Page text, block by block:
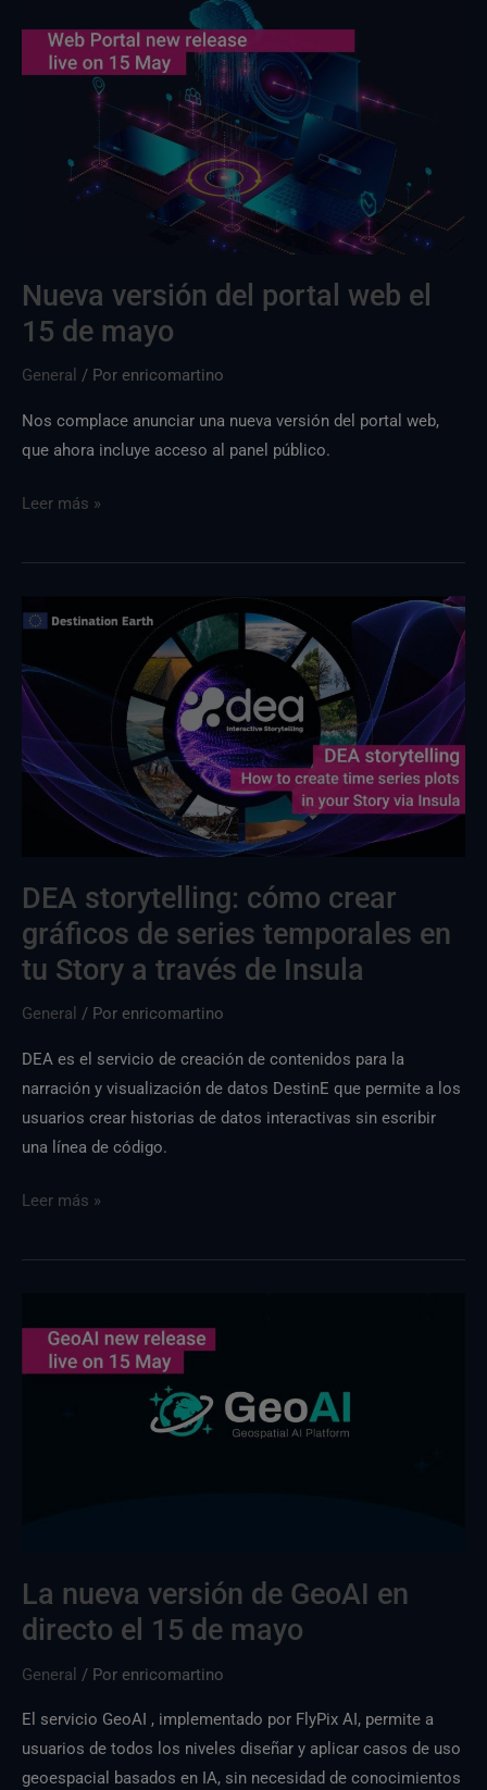
Nueva versión del portal web el
15 de mayo
General / Por enricomartino
Nos complace anunciar una nueva versión del portal web,
que ahora incluye acceso al panel público.
versión
Leer más »
DEA storytelling: cómo crear
gráficos de series temporales en
tu Story a través de Insula
General / Por enricomartino
DEA es el servicio de creación de contenidos para la
narración y visualización de datos DestinE que permite a los
usuarios crear historias de datos interactivas sin escribir
una línea de código.
DEA
cómo
crear
gráficos
de
series
temporales
historia
a
través
Insula
Leer más »
La nueva versión de GeoAI en
directo el 15 de mayo
General / Por enricomartino
El servicio GeoAI , implementado por FlyPix AI, permite a
usuarios de todos los niveles diseñar y aplicar casos de uso
geoespacial basados en IA, sin necesidad de conocimientos
versiónGeoAI
disponible